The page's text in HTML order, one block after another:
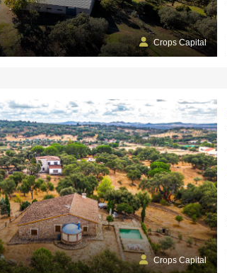
Crops Capital
Crops Capital